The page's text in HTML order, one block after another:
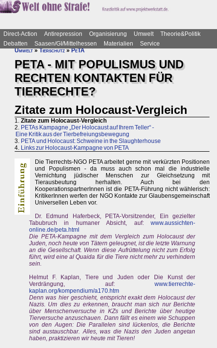
Direct-Action Antirepression Organisierung Umwelt
Theorie&Politik
Debatten
Saasen/GI/Mittelhessen Materialien
Service
Umwelt»Tierschutz»PeTA
PETA - MIT POPULISMUS UND
RECHTEN KONTAKTEN FÜR
TIERRECHTE?
Zitate zum Holocaust-Vergleich
1. Zitate zum Holocaust-Vergleich
2. PETAs Kampagne „Der Holocaust auf Ihrem Teller“ -
Eine Kritik aus der Tierbefreiungsbewegung
3. PETA und Holocaust: Schweine in the Slaughterhouse
4. Links zur Holocaust-Kampagne von PETA
Die Tierrechts-NGO PETA arbeitet gerne mit verkürzten Positionen
und Populismen - da muss auch schon mal die industrielle
Vernichtung jüdischer Menschen zur Gleichsetzung mit
Tierausbeutung herhalten. Auch bei den
KooperationspartnerInnen ist die PETA-Führung nicht wählerisch:
KritikerInnen werfen der NGO Kontakte zur Glaubensgemeinschaft
Universellen Leben vor.
Dr. Edmund Haferbeck, PETA-Vorsitzender, Ein gezielter
Tabubruch in humaner Absicht, auf:www.aussichten-
online.de/peta.html
Die PETA-Kampagne mit dem Vergleich zum Holocaust der
Juden, noch heute von Tätern geleugnet, ist die letzte Warnung
an die Gesellschaft. Wenn diese Aufrüttelung nicht zum Erfolg
führt, wird eine al Quaida für die Tiere nicht mehr zu verhindern
sein.
Helmut F. Kaplan, Tiere und Juden oder Die Kunst der
Verdrängung, auf:www.tierrechte-
kaplan.org/kompendium/a170.htm
Denn was hier geschieht, entspricht exakt dem Holocaust der
Nazis. Um dies zu erkennen, braucht man sich nur Berichte
über Menschenversuche in KZs und Berichte über heutige
Tierversuche anzuschauen. Dann fällt es einem wie Schuppen
von den Augen: Die Parallelen sind lückenlos, die Berichte
sind austauschbar. Alles, was die Nazis den Juden angetan
haben, praktizieren wir heute mit Tieren!